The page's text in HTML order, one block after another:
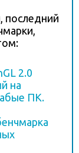
последний
2.0
на
ПК.